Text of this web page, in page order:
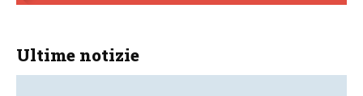
Ultime notizie